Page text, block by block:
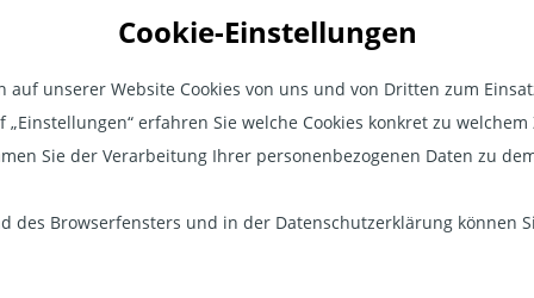
Cookie-Einstellungen
auf unserer Website Cookies von uns und von Dritten zum
erfahren Sie welche Cookies konkret zu
Sie der Verarbeitung Ihrer personenbezogenen Daten zu
des Browserfensters und in der Datenschutzerklärung können
für institutionelle Investoren in
der bereits 2013 aufgelegt
seiner Kategorie: Er belegt
und rangiert aktuell auf Platz 9 von
Das Fondsmanagement um
Petronio kombiniert klassische
Kriterien. Sie investieren
Regierungen, lokalen Behörden und